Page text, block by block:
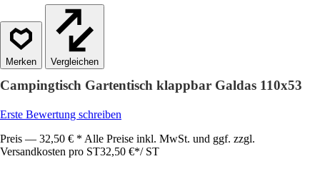
Vergleichen
Campingtisch Gartentisch klappbar Galdas 110x53
Erste Bewertung schreiben
Preis — 32,50 € * Alle Preise inkl. MwSt. und ggf. zzgl.
Versandkosten pro ST32,50 €*/ ST